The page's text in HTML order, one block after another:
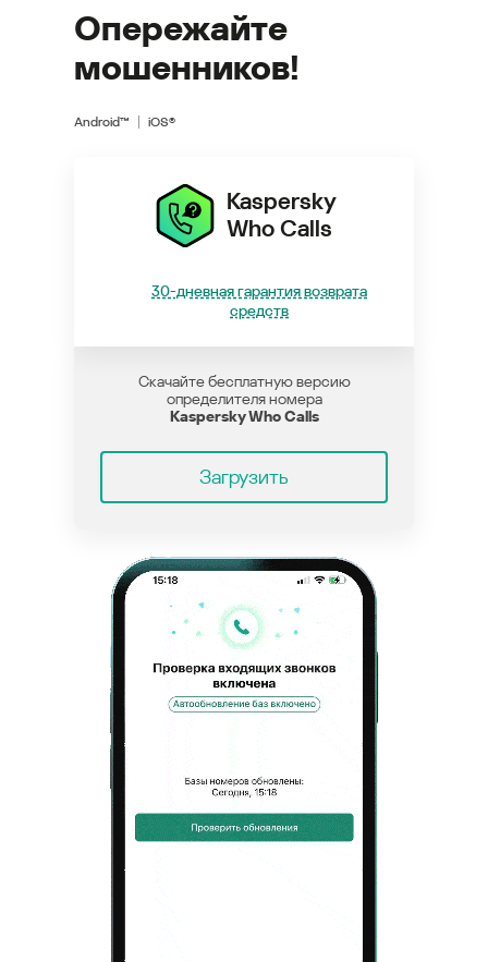
Опережайте
мошенников!
Android™ iOS®
Kaspersky
Who Calls
30-дневная гарантия возврата
средств
Скачайте бесплатную версию
определителя номера
Kaspersky Who Calls
Загрузить